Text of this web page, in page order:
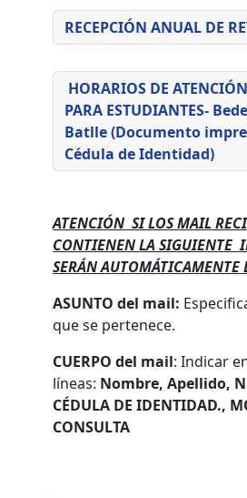
RECEPCIÓN ANUAL DE
HORARIOS DE
PARA ESTUDIANTES-
Batlle (Documento
Cédula de Identidad)
ATENCIÓN SI LOS MAIL
CONTIENEN LA SIGUIENTE
SERÁN
ASUNTO del mail:
que se pertenece.
CUERPO del mail: Indicar
líneas: Nombre, Apellido,
CÉDULA DE IDENTIDAD.,
CONSULTA